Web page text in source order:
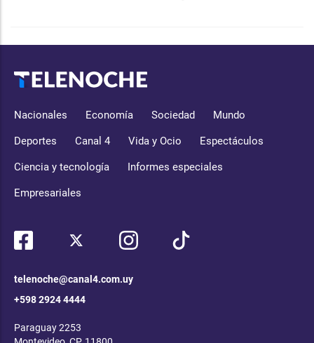
Nacionales Economía Sociedad Mundo
Deportes Canal 4 Vida y Ocio Espectáculos
Ciencia y tecnología Informes especiales
Empresariales
telenoche@canal4.com.uy
+598 2924 4444
Paraguay 2253